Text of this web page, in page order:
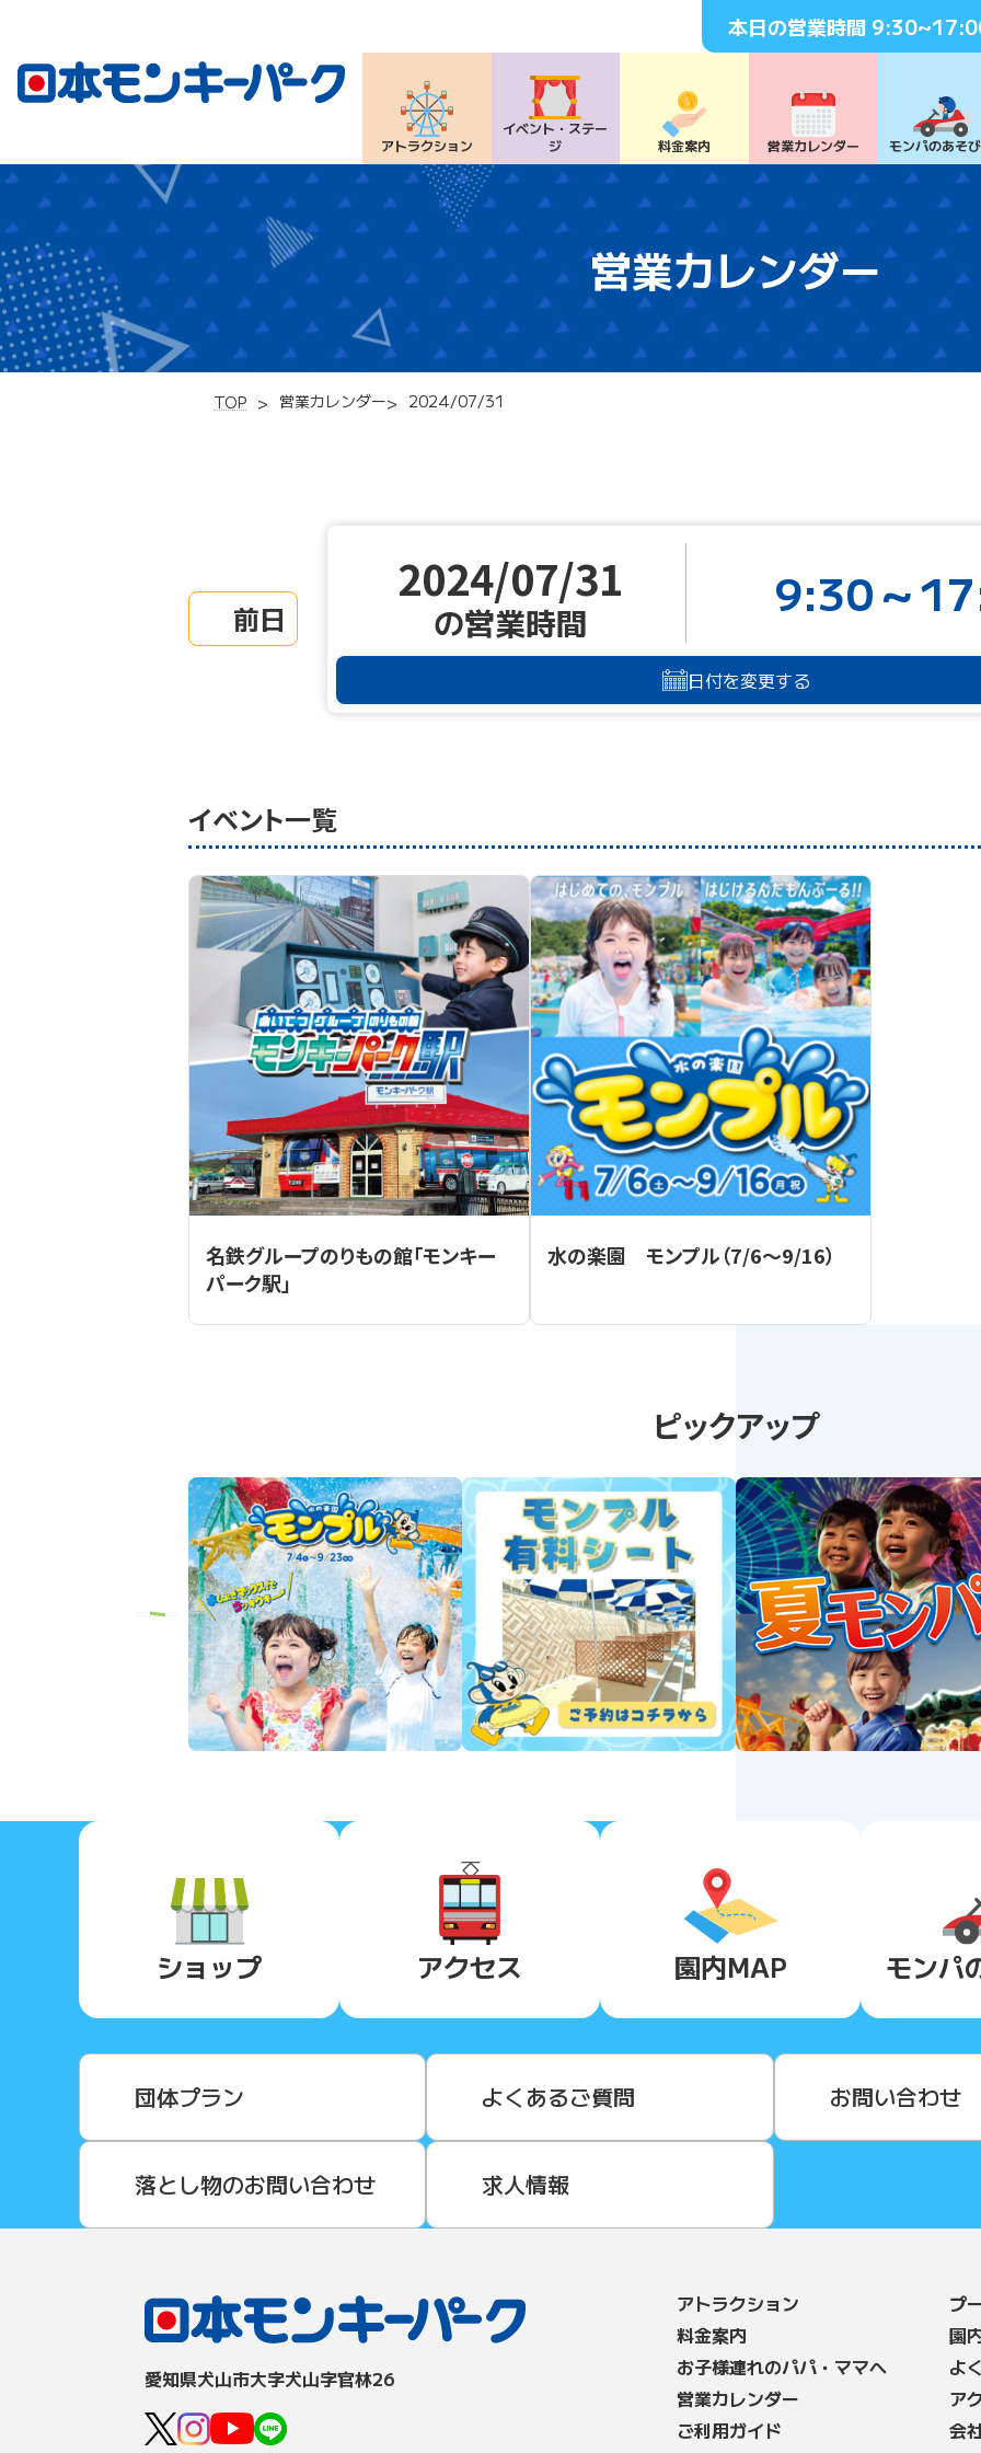
本日の営業時間
アトラクション
イベント・ ステー
ジ
料⾦案内 営業カレンダー モンパのあそ
営業カレンダー
TOP 営業カレンダー 2024/07/31
前日
2024/07/31
の営業時間 9:30～
日付を変更する
イベント一覧
名鉄グループのりもの館「モンキー
パーク駅」
水の楽園 モンプル（7/6～9/16）
ピックアップ
Previous
ショップ アクセス 園内MAP モンパ
団体プラン よくあるご質問 お問い合わせ
落とし物のお問い合わせ 求人情報
愛知県⽝⼭市⼤字⽝⼭字官林26
アトラクション
料⾦案内
お子様連れのパパ・ママへ
営業カレンダー
ご利用ガイド
プ
園
よ
ア
会